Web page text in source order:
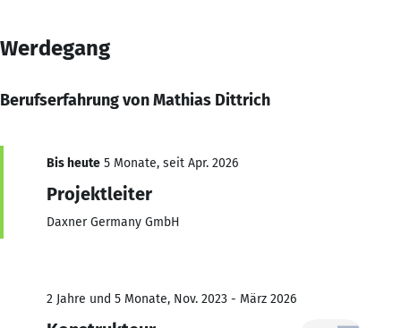
Werdegang
Berufserfahrung von Mathias Dittrich
Bis heute 5 Monate, seit Apr. 2026
Projektleiter
Daxner Germany GmbH
2 Jahre und 5 Monate, Nov. 2023 - März 2026